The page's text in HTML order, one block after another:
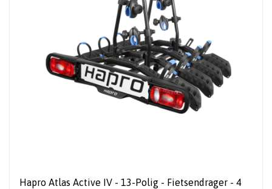
Hapro Atlas Active IV - 13-Polig - Fietsendrager - 4